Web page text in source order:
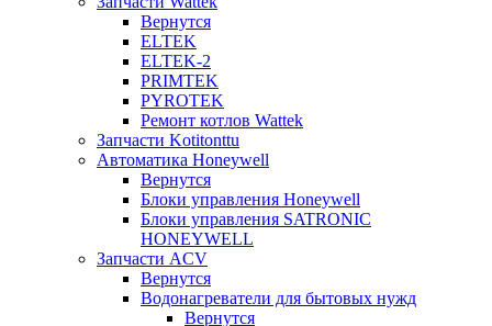
Вернутся
ELTEK
ELTEK-2
PRIMTEK
PYROTEK
Ремонт котлов Wattek
Запчасти Kotitonttu
Автоматика Honeywеll
Вернутся
Блоки управления Honeywell
Блоки управления SATRONIC
HONEYWELL
Запчасти ACV
Вернутся
Водонагреватели для бытовых нужд
Вернутся